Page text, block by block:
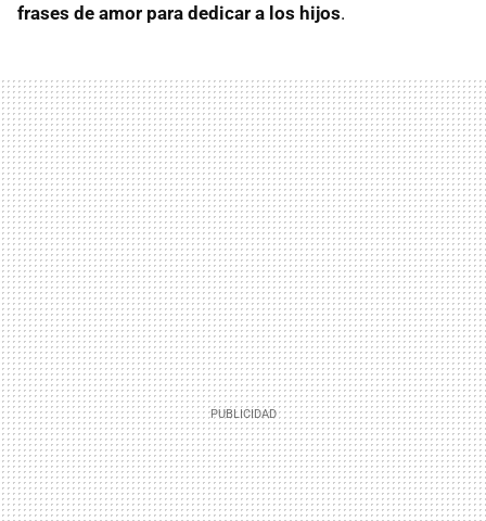
frases de amor para dedicar a los hijos.